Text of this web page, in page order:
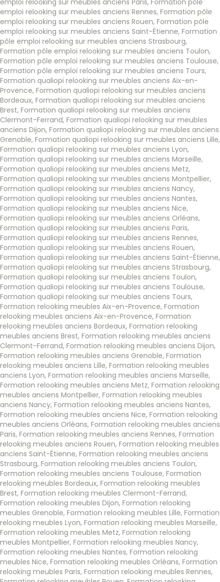
emploi relooking sur meubles anciens Rennes, Formation pôle
emploi relooking sur meubles anciens Rouen, Formation pôle
emploi relooking sur meubles anciens Saint-Étienne, Formation
pôle emploi relooking sur meubles anciens Strasbourg,
Formation pôle emploi relooking sur meubles anciens Toulon,
Formation pôle emploi relooking sur meubles anciens Toulouse,
Formation pôle emploi relooking sur meubles anciens Tours,
Formation qualiopi relooking sur meubles anciens Aix-en-
Provence, Formation qualiopi relooking sur meubles anciens
Bordeaux, Formation qualiopi relooking sur meubles anciens
Brest, Formation qualiopi relooking sur meubles anciens
Clermont-Ferrand, Formation qualiopi relooking sur meubles
anciens Dijon, Formation qualiopi relooking sur meubles anciens
Grenoble, Formation qualiopi relooking sur meubles anciens Lille,
Formation qualiopi relooking sur meubles anciens Lyon,
Formation qualiopi relooking sur meubles anciens Marseille,
Formation qualiopi relooking sur meubles anciens Metz,
Formation qualiopi relooking sur meubles anciens Montpellier,
Formation qualiopi relooking sur meubles anciens Nancy,
Formation qualiopi relooking sur meubles anciens Nantes,
Formation qualiopi relooking sur meubles anciens Nice,
Formation qualiopi relooking sur meubles anciens Orléans,
Formation qualiopi relooking sur meubles anciens Paris,
Formation qualiopi relooking sur meubles anciens Rennes,
Formation qualiopi relooking sur meubles anciens Rouen,
Formation qualiopi relooking sur meubles anciens Saint-Étienne,
Formation qualiopi relooking sur meubles anciens Strasbourg,
Formation qualiopi relooking sur meubles anciens Toulon,
Formation qualiopi relooking sur meubles anciens Toulouse,
Formation qualiopi relooking sur meubles anciens Tours,
Formation relooking meubles Aix-en-Provence, Formation
relooking meubles anciens Aix-en-Provence, Formation
relooking meubles anciens Bordeaux, Formation relooking
meubles anciens Brest, Formation relooking meubles anciens
Clermont-Ferrand, Formation relooking meubles anciens Dijon,
Formation relooking meubles anciens Grenoble, Formation
relooking meubles anciens Lille, Formation relooking meubles
anciens Lyon, Formation relooking meubles anciens Marseille,
Formation relooking meubles anciens Metz, Formation relooking
meubles anciens Montpellier, Formation relooking meubles
anciens Nancy, Formation relooking meubles anciens Nantes,
Formation relooking meubles anciens Nice, Formation relooking
meubles anciens Orléans, Formation relooking meubles anciens
Paris, Formation relooking meubles anciens Rennes, Formation
relooking meubles anciens Rouen, Formation relooking meubles
anciens Saint-Étienne, Formation relooking meubles anciens
Strasbourg, Formation relooking meubles anciens Toulon,
Formation relooking meubles anciens Toulouse, Formation
relooking meubles Bordeaux, Formation relooking meubles
Brest, Formation relooking meubles Clermont-Ferrand,
Formation relooking meubles Dijon, Formation relooking
meubles Grenoble, Formation relooking meubles Lille, Formation
relooking meubles Lyon, Formation relooking meubles Marseille,
Formation relooking meubles Metz, Formation relooking
meubles Montpellier, Formation relooking meubles Nancy,
Formation relooking meubles Nantes, Formation relooking
meubles Nice, Formation relooking meubles Orléans, Formation
relooking meubles Paris, Formation relooking meubles Rennes,